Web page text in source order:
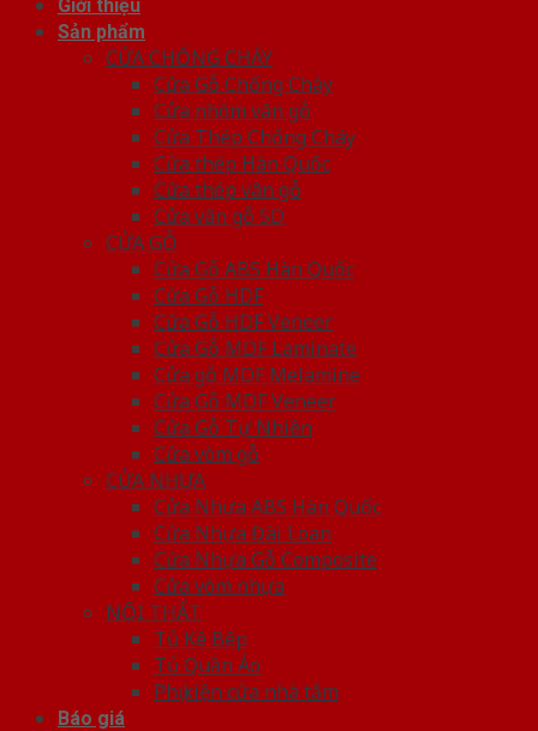
Giới thiệu
Sản phẩm
CỬA CHỐNG CHÁY
Cửa Gỗ Chống Cháy
Cửa nhôm vân gỗ
Cửa Thép Chống Cháy
Cửa thép Hàn Quốc
Cửa thép vân gỗ
Cửa vân gỗ 5D
CỬA GỖ
Cửa Gỗ ABS Hàn Quốc
Cửa Gỗ HDF
Cửa Gỗ HDF Veneer
Cửa Gỗ MDF Laminate
Cửa gỗ MDF Melamine
Cửa Gỗ MDF Veneer
Cửa Gỗ Tự Nhiên
Cửa vòm gỗ
CỬA NHỰA
Cửa Nhựa ABS Hàn Quốc
Cửa Nhựa Đài Loan
Cửa Nhựa Gỗ Composite
Cửa vòm nhựa
NỘI THẤT
Tủ Kệ Bếp
Tủ Quần Áo
Phụ kiện cửa nhà tắm
Báo giá